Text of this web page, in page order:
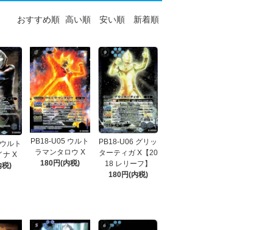
おすすめ順 高い順 安い順 新着順
ルト
ナ X
税)
PB18-U05 ウルト
ラマンタロウ X
180円(内税)
PB18-U06 グリッ
ターティガ X【20
18 レリーフ】
180円(内税)